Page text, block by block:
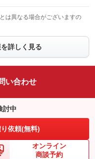
：装備なし
フロントカメラ
：装備なし
：装備なし
ルーフレール
：装備なし
：装備なし
は異なる場合がございますの
詳しく見る
い合わせ
討中
依頼(無料)
オンライン
商談予約